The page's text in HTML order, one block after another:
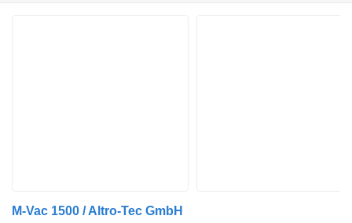
M-Vac 1500 / Altro-Tec GmbH